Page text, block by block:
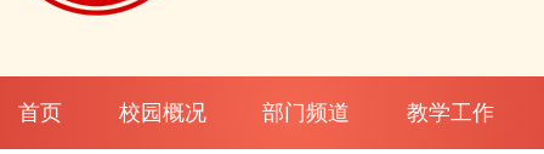
首页 校园概况 部门频道 教学工作